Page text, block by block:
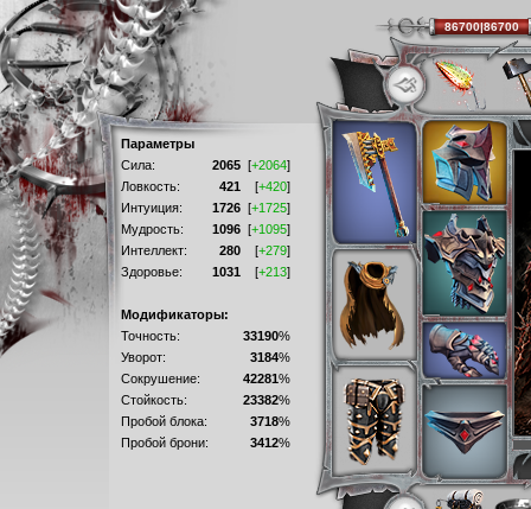
Параметры
Сила:
2065 [+2064]
Ловкость:
421 [+420]
Интуиция:
1726 [+1725]
Мудрость:
1096 [+1095]
Интеллект:
280 [+279]
Здоровье:
1031 [+213]
Модификаторы:
Точность:
33190%
Уворот:
3184%
Сокрушение:
42281%
Стойкость:
23382%
Пробой блока:
3718%
Пробой брони:
3412%
86700|86700